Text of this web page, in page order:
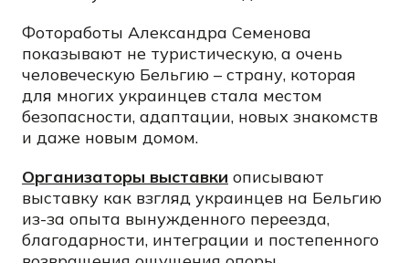
Фотоработы Александра Семенова
показывают не туристическую, а очень
человеческую Бельгию – страну, которая
для многих украинцев стала местом
безопасности, адаптации, новых знакомств
и даже новым домом.
Организаторы выставки описывают
выставку как взгляд украинцев на Бельгию
из-за опыта вынужденного переезда,
благодарности, интеграции и постепенного